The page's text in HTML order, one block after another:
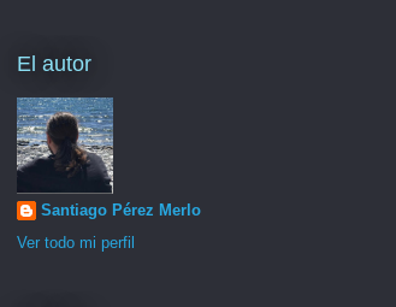
El autor
Santiago Pérez Merlo
Ver todo mi perfil